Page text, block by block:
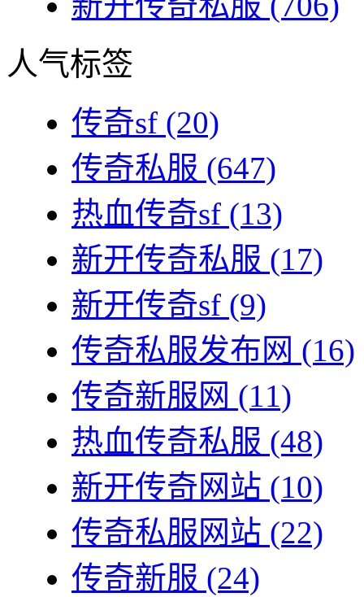
人气标签
传奇sf (20)
传奇私服 (647)
热血传奇sf (13)
新开传奇私服 (17)
新开传奇sf (9)
传奇私服发布网 (16)
传奇新服网 (11)
热血传奇私服 (48)
新开传奇网站 (10)
传奇私服网站 (22)
传奇新服 (24)